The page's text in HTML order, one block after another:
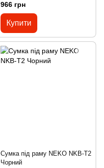
966 грн
Купити
Сумка під раму NEKO NKB-T2
Чорний